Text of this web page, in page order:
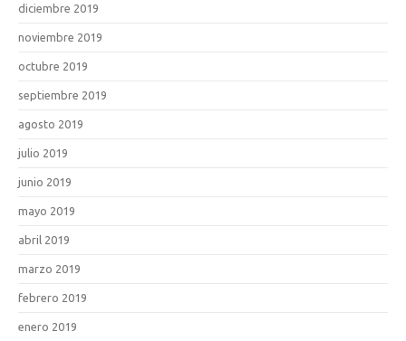
diciembre 2019
noviembre 2019
octubre 2019
septiembre 2019
agosto 2019
julio 2019
junio 2019
mayo 2019
abril 2019
marzo 2019
febrero 2019
enero 2019